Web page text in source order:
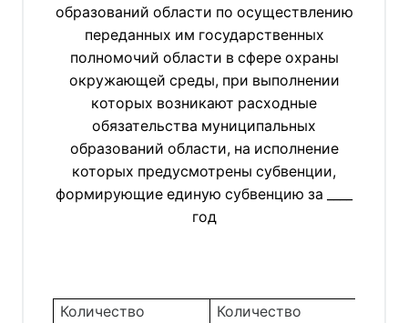
образований области по осуществлению
переданных им государственных
полномочий области в сфере охраны
окружающей среды, при выполнении
которых возникают расходные
обязательства муниципальных
образований области, на исполнение
которых предусмотрены субвенции,
формирующие единую субвенцию за ____
год
Количество
Количество